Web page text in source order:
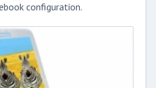
configuration.